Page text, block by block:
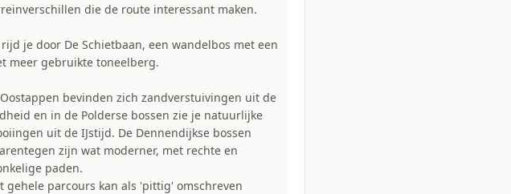
die de route interessant maken.
rijd je door De Schietbaan, een wandelbos met een
meer gebruikte toneelberg.
bevinden zich zandverstuivingen uit de
en in de Polderse bossen zie je natuurlijke
uit de IJstijd. De Dennendijkse bossen
zijn wat moderner, met rechte en
paden.
gehele parcours kan als 'pittig' omschreven